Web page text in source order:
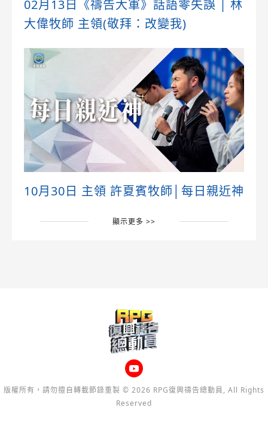
02月13日《禱告大軍》話語零失誤 | 林
大偉牧師 主領(敬拜：改變我)
10月30日 主領 許夏賓牧師│每日親近神
顯示更多 >>
版權所有，請勿擅自轉載節錄重製 © 2026 RPG復興禱告總動員, All Rights
Reserved